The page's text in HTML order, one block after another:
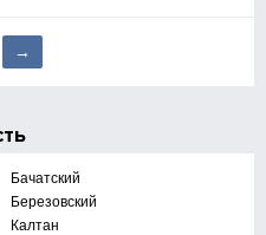
→
Бачатский
Березовский
Калтан